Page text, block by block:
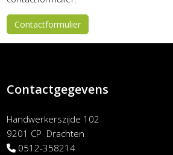
Contactformulier
Contactgegevens
Handwerkerszijde 102
9201 CP Drachten
0512-358214